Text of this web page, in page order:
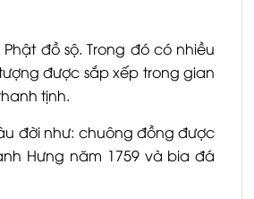
đồ sộ. Trong đó có nhiều
được sắp xếp trong gian
tịnh.
đời như: chuông đồng được
Hưng năm 1759 và bia đá